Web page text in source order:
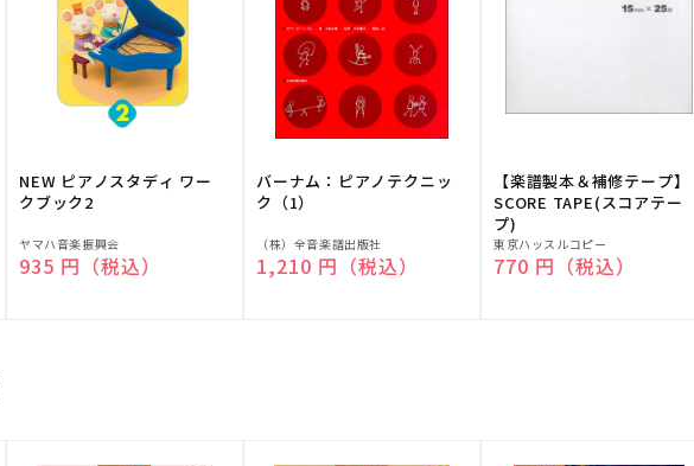
NEW ピアノスタディ ワー
クブック2
販
売
ヤマハ音楽振興会
通常価格
935 円（税込）
バーナム：ピアノテクニッ
ク（1）
販
売
（株）全音楽譜出版社
通常価格
1,210 円（税込）
【楽譜製本＆補修テープ】
SCORE TAPE(スコアテー
プ)
販
売
東京ハッスルコピー
通常価格
770 円（税込）